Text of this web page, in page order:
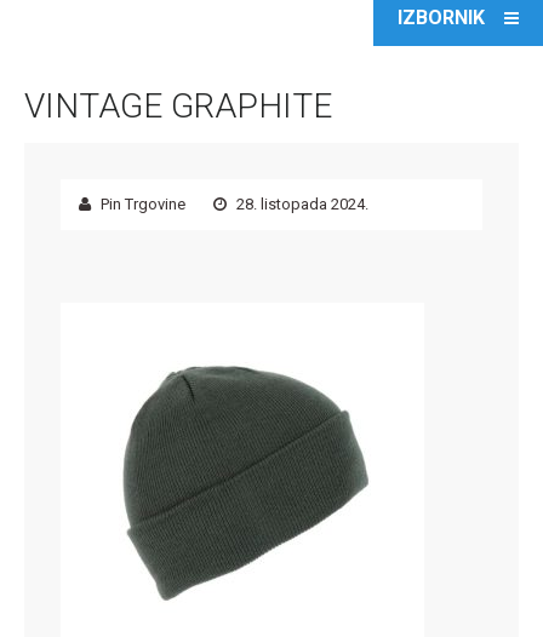
VINTAGE GRAPHITE
Pin Trgovine 28. listopada 2024.